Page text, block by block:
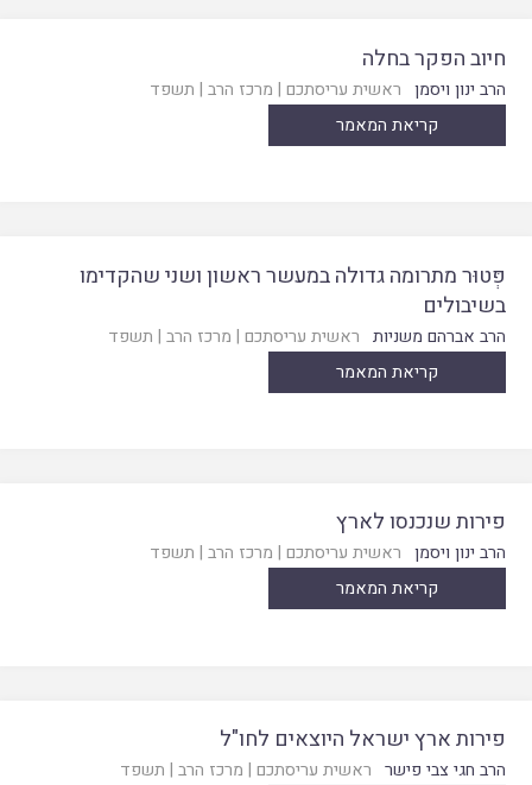
חיוב הפקר בחלה
הרב ינון ויסמן ראשית עריסתכם | מרכז הרב | תשפד
קריאת המאמר
פְּטוּר מתרומה גדולה במעשר ראשון ושני שהקדימו
בשיבולים
הרב אברהם משניות ראשית עריסתכם | מרכז הרב | תשפד
קריאת המאמר
פירות שנכנסו לארץ
הרב ינון ויסמן ראשית עריסתכם | מרכז הרב | תשפד
קריאת המאמר
פירות ארץ ישראל היוצאים לחו"ל
הרב חגי צבי פישר ראשית עריסתכם | מרכז הרב | תשפד